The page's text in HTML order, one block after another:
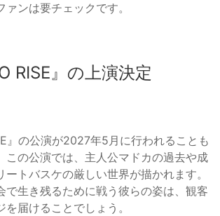
ンは要チェックです。
RISE』の上演決定
』の公演が2027年5月に行われることも
この公演では、主人公マドカの過去や成
トバスケの厳しい世界が描かれます。
で生き残るために戦う彼らの姿は、観客
届けることでしょう。